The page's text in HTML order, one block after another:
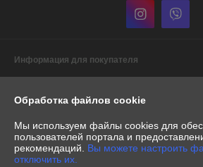
Информация для покупателя
Республика Беларусь, г. Минск, пр-т.
Регистрационный номер ЕГР: 191153088
УНП: 191153088
Обработка файлов cookie
Мы используем файлы cookies для
пользователей портала и
рекомендаций. Вы можете настроить
отключить их.